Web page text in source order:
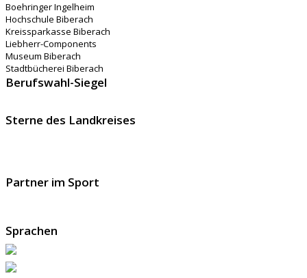
Boehringer Ingelheim
Hochschule Biberach
Kreissparkasse Biberach
Liebherr-Components
Museum Biberach
Stadtbücherei Biberach
Berufswahl-Siegel
Sterne des Landkreises
Partner im Sport
Sprachen